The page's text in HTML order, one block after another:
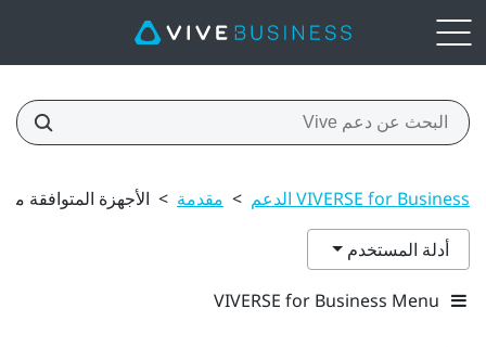
VIVERSE for Business الدعم > مقدمة > الأجهزة المتوافقة مع VIVERSE for Business
أدلة المستخدم
VIVERSE for Business Menu